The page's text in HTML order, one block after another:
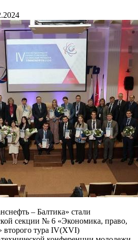
– Балтика» стали
секции № 6 «Экономика, право,
второго тура IV(ХVI)